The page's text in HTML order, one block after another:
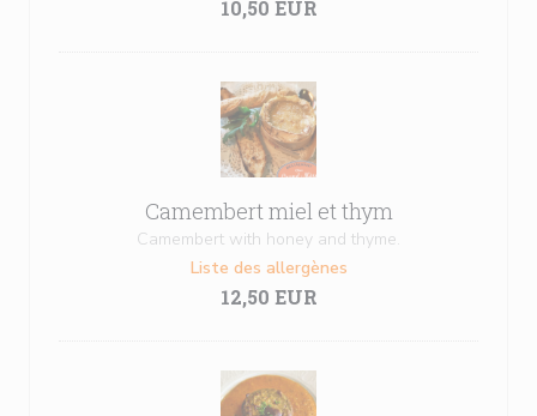
10,50 EUR
Camembert miel et thym
Camembert with honey and thyme.
Liste des allergènes
12,50 EUR